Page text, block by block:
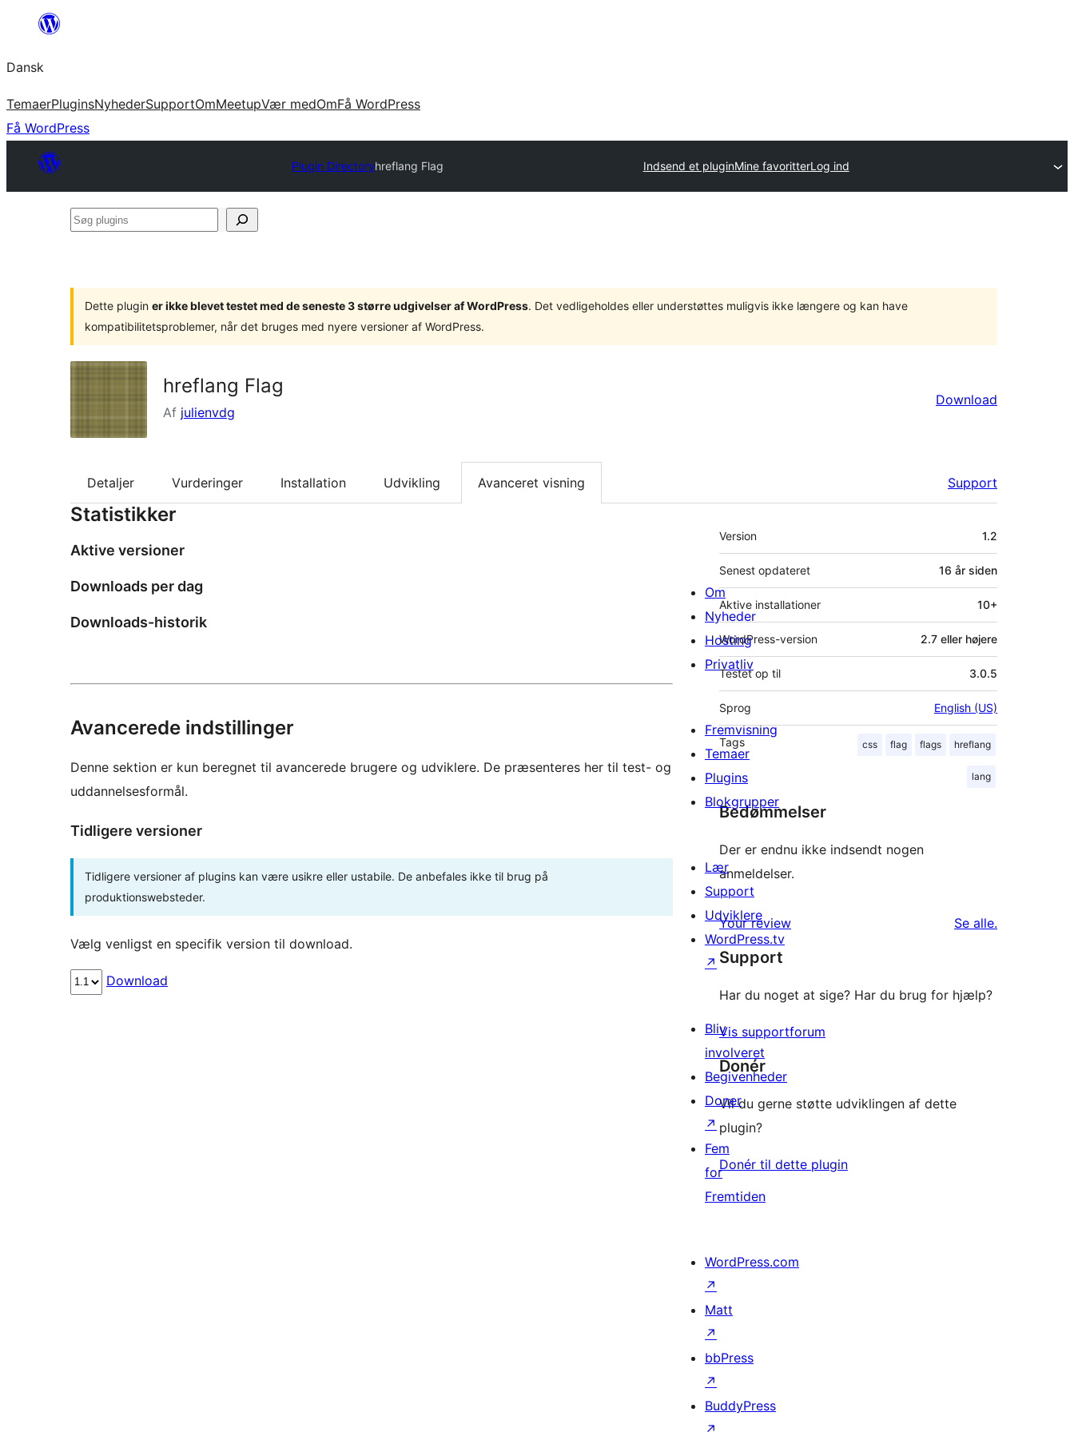
Spring
indhold
Dansk
TemaerPluginsNyhederSupportOmMeetupVær medOmFå WordPress
Få WordPress
Plugin Directoryhreflang Flag Indsend et pluginMine favoritterLog ind
Søg
Dette plugin er ikke blevet testet med de seneste 3 større udgivelser af WordPress. Det vedligeholdes eller understøttes muligvis ikke længere og kan have
kompatibilitetsproblemer, når det bruges med nyere versioner af WordPress.
hreflang Flag
Af julienvdg
Download
Detaljer Vurderinger Installation Udvikling Avanceret visning Support
Statistikker
Aktive versioner
Downloads per dag
Downloads-historik
Avancerede indstillinger
Denne sektion er kun beregnet til avancerede brugere og udviklere. De præsenteres her til test- og
uddannelsesformål.
Tidligere versioner
Tidligere versioner af plugins kan være usikre eller ustabile. De anbefales ikke til brug på
produktionswebsteder.
Vælg venligst en specifik version til download.
Download
Meta
Version 1.2
Senest opdateret 16 år siden
Aktive installationer 10+
WordPress-version 2.7 eller højere
Testet op til 3.0.5
Sprog English (US)
Tags css flag flags hreflang
lang
Bedømmelser
Der er endnu ikke indsendt nogen
anmeldelser.
Your review Se alleanmeldelser
.
Support
Har du noget at sige? Har du brug for hjælp?
Vis supportforum
Donér
Vil du gerne støtte udviklingen af dette
plugin?
Donér til dette plugin
Om
Nyheder
Hosting
Privatliv
Fremvisning
Temaer
Plugins
Blokgrupper
Lær
Support
Udviklere
WordPress.tv
↗
Bliv
involveret
Begivenheder
Doner
↗
Fem
for
Fremtiden
WordPress.com
↗
Matt
↗
bbPress
↗
BuddyPress